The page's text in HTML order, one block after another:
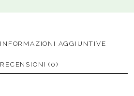
INFORMAZIONI AGGIUNTIVE
RECENSIONI (0)